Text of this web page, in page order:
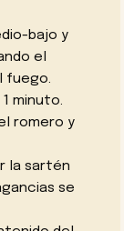
bajo y
el
fuego.
minuto.
romero y
la sartén
se